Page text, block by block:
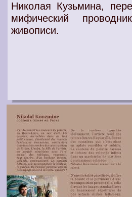
Николая Кузьмина,
мифический
живописи.